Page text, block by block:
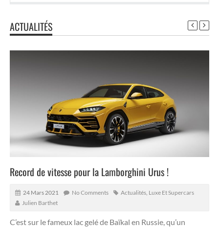
ACTUALITÉS
Record de vitesse pour la Lamborghini Urus !
24 Mars 2021 No Comments Actualités Luxe Et Supercars
Julien Barthet
C’est sur le fameux lac gelé de Baïkal en Russie, qu’un